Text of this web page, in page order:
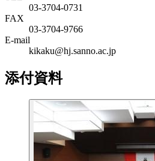
03-3704-0731
FAX
03-3704-9766
E-mail
kikaku@hj.sanno.ac.jp
添付資料